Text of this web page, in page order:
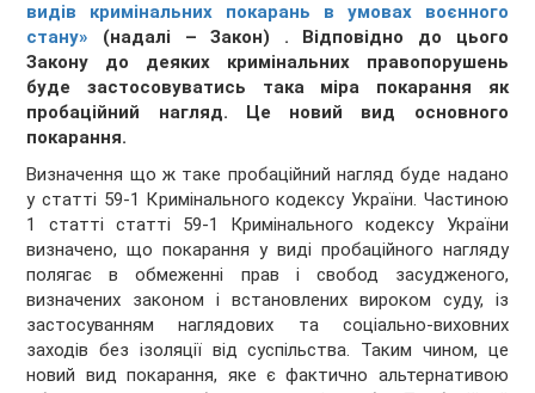
видів кримінальних покарань в умовах воєнного
стану» (надалі – Закон) . Відповідно до цього
Закону до деяких кримінальних правопорушень
буде застосовуватись така міра покарання як
пробаційний нагляд. Це новий вид основного
покарання.
Визначення що ж таке пробаційний нагляд буде надано
у статті 59-1 Кримінального кодексу України. Частиною
1 статті статті 59-1 Кримінального кодексу України
визначено, що покарання у виді пробаційного нагляду
полягає в обмеженні прав і свобод засудженого,
визначених законом і встановлених вироком суду, із
застосуванням наглядових та соціально-виховних
заходів без ізоляції від суспільства. Таким чином, це
новий вид покарання, яке є фактично альтернативою